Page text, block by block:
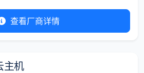
查看厂商详情
主机